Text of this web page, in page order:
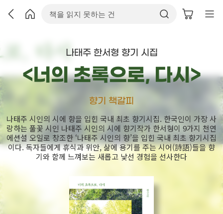
나태주 한서형 향기 시집
<너의 초록으로, 다시>
향기 책갈피
나태주 시인의 시에 향을 입힌 국내 최초 향기시집. 한국인이 가장 사
랑하는 풀꽃 시인 나태주 시인의 시에 향기작가 한서형이 9가지 천연
에션셜 오일로 창조한 ‘나태주 시인의 향’을 입힌 국내 최초 향기시집
이다. 독자들에게 휴식과 위안, 삶에 용기를 주는 시어(詩語)들을 향
기와 함께 느껴보는 새롭고 낯선 경험을 선사한다